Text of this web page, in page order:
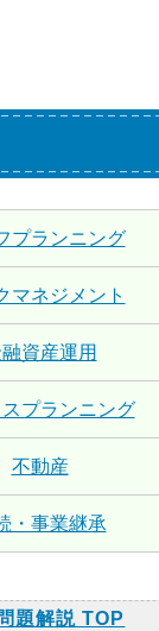
プランニング
マネジメント
資産運用
プランニング
不動産
・事業継承
題解説 TOP